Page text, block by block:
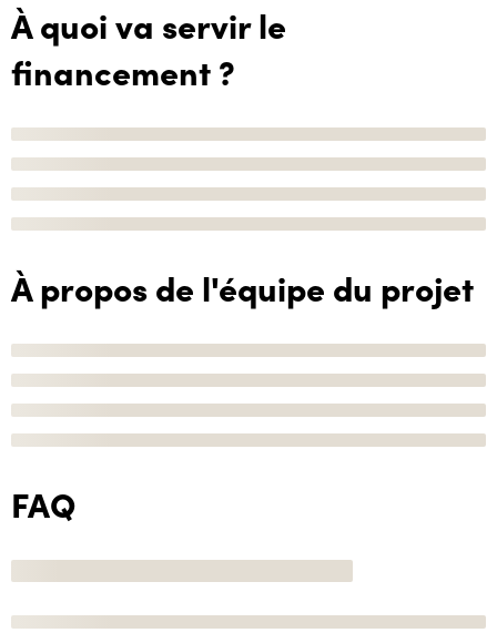
À quoi va servir le
financement ?
À propos de l'équipe du projet
FAQ